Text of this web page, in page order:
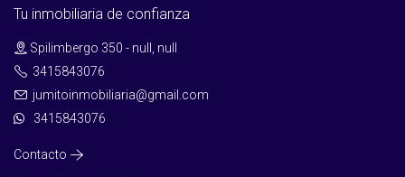
Tu inmobiliaria de confianza
Spilimbergo 350 - null, null
3415843076
jumitoinmobiliaria@gmail.com
3415843076
Contacto